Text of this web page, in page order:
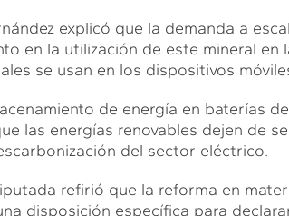
explicó que la demanda a
en la utilización de este mineral
se usan en los dispositivos
de energía en baterías
las energías renovables dejen de
del sector eléctrico.
refirió que la reforma en
disposición específica para